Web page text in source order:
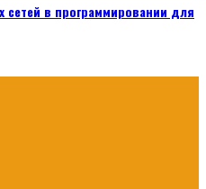
сетей в программировании для